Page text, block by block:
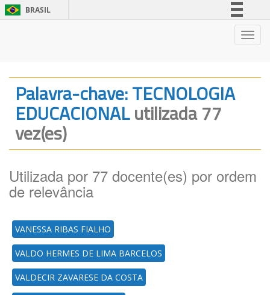
BRASIL
Legislação
Canais
Palavra-chave: TECNOLOGIA
EDUCACIONALutilizada 77
vez(es)
Utilizada por 77 docente(es) por ordem
de relevância
VANESSA RIBAS FIALHO
VALDO HERMES DE LIMA BARCELOS
VALDECIR ZAVARESE DA COSTA